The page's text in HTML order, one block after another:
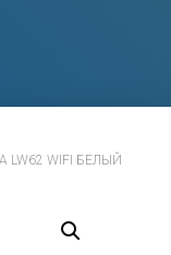
WIFI БЕЛЫЙ